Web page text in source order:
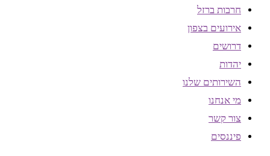
חרבות ברזל
אירועים בצפון
דרושים
יהדות
השירותים שלנו
מי אנחנו
צור קשר
פיננסים